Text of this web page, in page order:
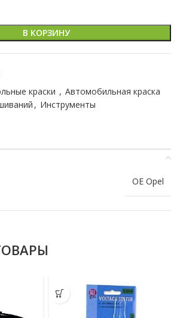
В КОРЗИНУ
краски , Автомобильная краска
, Инструменты
OE Opel